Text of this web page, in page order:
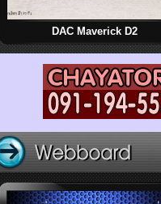
DAC Maverick D2